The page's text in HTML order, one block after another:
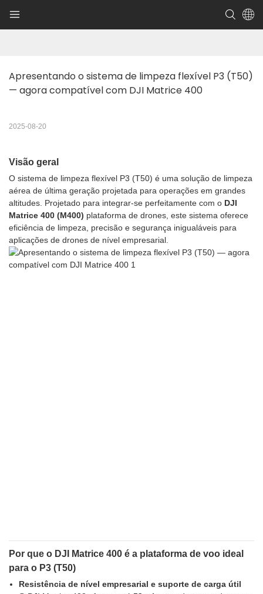
Apresentando o sistema de limpeza flexível P3 (T50)
— agora compatível com DJI Matrice 400
2025-08-20
Visão geral
O sistema de limpeza flexível P3 (T50) é uma solução de limpeza
aérea de última geração projetada para operações em grandes
altitudes. Projetado para integrar-se perfeitamente com o DJI
Matrice 400 (M400) plataforma de drones, este sistema oferece
eficiência de limpeza, precisão e segurança inigualáveis para
aplicações de drones de nível empresarial.
Por que o DJI Matrice 400 é a plataforma de voo ideal
para o P3 (T50)
Resistência de nível empresarial e suporte de carga útil